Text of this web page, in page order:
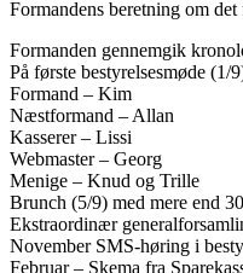
Formandens beretning om det
Formanden gennemgik
På første bestyrelsesmøde
Formand – Kim
Næstformand – Allan
Kasserer – Lissi
Webmaster – Georg
Menige – Knud og Trille
Brunch (5/9) med mere end
Ekstraordinær
November SMS-høring i
Februar – Skema fra